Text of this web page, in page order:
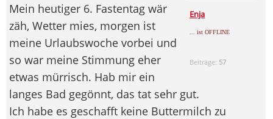
Enja
... ist OFFLINE
Beiträge: 57
Mein heutiger 6. Fastentag wär
zäh, Wetter mies, morgen ist
meine Urlaubswoche vorbei und
so war meine Stimmung eher
etwas mürrisch. Hab mir ein
langes Bad gegönnt, das tat sehr gut.
Ich habe es geschafft keine Buttermilch zu